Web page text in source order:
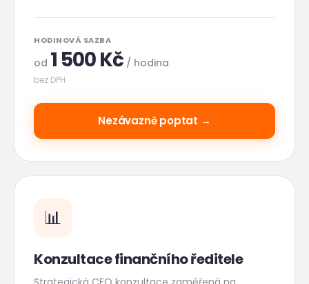
HODINOVÁ SAZBA
od 1 500Kč / hodina
bez DPH
Nezávazně poptat →
📊
Konzultace finančního ředitele